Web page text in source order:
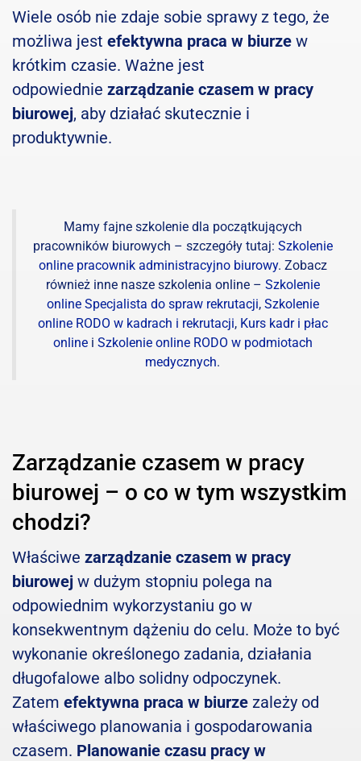
Wiele osób nie zdaje sobie sprawy z tego, że
możliwa jest efektywna praca w biurze w
krótkim czasie. Ważne jest
odpowiednie zarządzanie czasem w pracy
biurowej, aby działać skutecznie i
produktywnie.
Mamy fajne szkolenie dla początkujących
pracowników biurowych – szczegóły tutaj: Szkolenie
online pracownik administracyjno biurowy. Zobacz
również inne nasze szkolenia online – Szkolenie
online Specjalista do spraw rekrutacji, Szkolenie
online RODO w kadrach i rekrutacji, Kurs kadr i płac
onlinei Szkolenie online RODO w podmiotach
medycznych.
Zarządzanie czasem w pracy
biurowej – o co w tym wszystkim
chodzi?
Właściwe zarządzanie czasem w pracy
biurowej w dużym stopniu polega na
odpowiednim wykorzystaniu go w
konsekwentnym dążeniu do celu. Może to być
wykonanie określonego zadania, działania
długofalowe albo solidny odpoczynek.
Zatem efektywna praca w biurze zależy od
właściwego planowania i gospodarowania
czasem. Planowanie czasu pracy w